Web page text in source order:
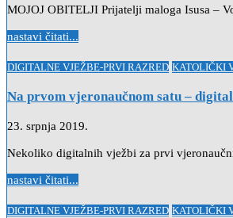
MOJOJ OBITELJI Prijatelji maloga Isusa –
nastavi čitati...
Posted
DIGITALNE VJEŽBE-PRVI RAZRED KATOLIČKI
Na prvom vjeronaučnom satu –
23. srpnja 2019.
Nekoliko digitalnih vježbi za prvi
nastavi čitati...
Posted
DIGITALNE VJEŽBE-PRVI RAZRED KATOLIČKI